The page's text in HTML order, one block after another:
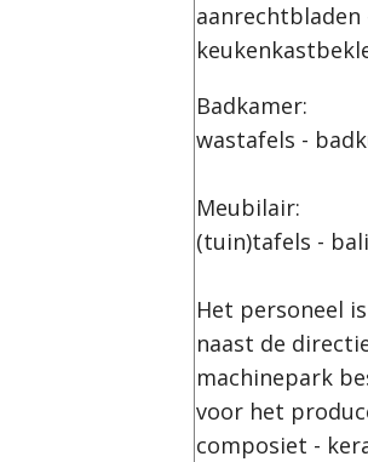
aanrechtbladen
Badkamer:
wastafels -
Meubilair:
(tuin)tafels -
Het personeel
naast de
machinepark
voor het
composiet -